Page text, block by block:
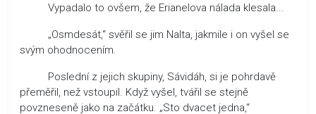
Vypadalo to ovšem, že Erianelova nálada klesala...
„Osmdesát,“ svěřil se jim Nalta, jakmile i on vyšel se
svým ohodnocením.
Poslední z jejich skupiny, Sávidáh, si je pohrdavě
přeměřil, než vstoupil. Když vyšel, tvářil se stejně
povzneseně jako na začátku. „Sto dvacet jedna,“